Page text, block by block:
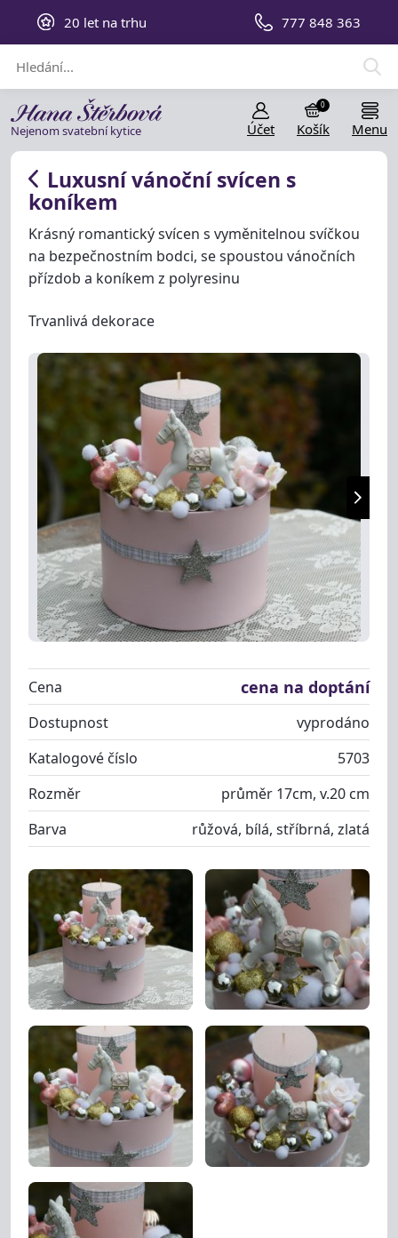
20 let na trhu 777 848 363
Nejenom svatební kytice Účet Košík
0
Menu
Luxusní vánoční svícen s
koníkem
Krásný romantický svícen s vyměnitelnou svíčkou
na bezpečnostním bodci, se spoustou vánočních
přízdob a koníkem z polyresinu
Trvanlivá dekorace
Cena cena na doptání
Dostupnost
vyprodáno
Katalogové číslo
5703
Rozměr
průměr 17cm, v.20 cm
Barva
růžová, bílá, stříbrná, zlatá